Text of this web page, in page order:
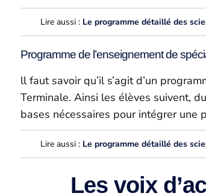
Lire aussi : Le programme détaillé des
Programme de l’enseignement de
ll faut savoir qu’il s’agit d’un
Terminale. Ainsi les élèves suivent,
bases nécessaires pour intégrer une
Lire aussi : Le programme détaillé des
Les voix